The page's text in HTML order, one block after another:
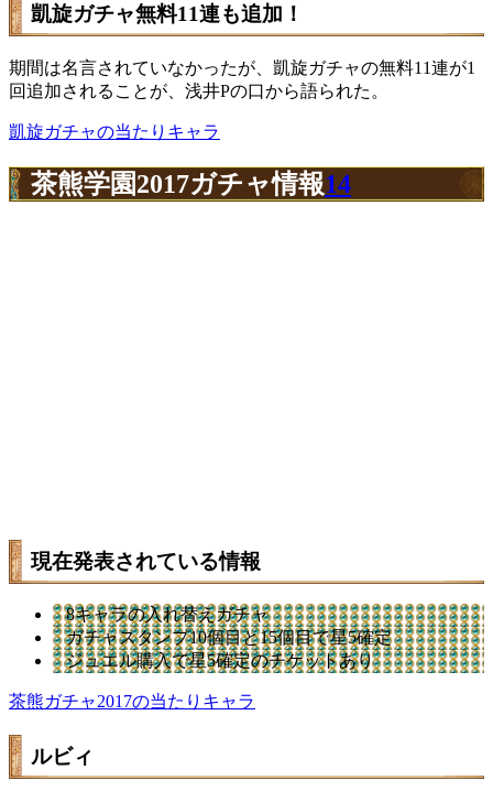
凱旋ガチャ無料11連も追加！
期間は名言されていなかったが、凱旋ガチャの無料11連が1
回追加されることが、浅井Pの口から語られた。
凱旋ガチャの当たりキャラ
茶熊学園2017ガチャ情報14
現在発表されている情報
8キャラの入れ替えガチャ
ガチャスタンプ10個目と15個目で星5確定
ジュエル購入で星5確定のチケットあり
茶熊ガチャ2017の当たりキャラ
ルビィ